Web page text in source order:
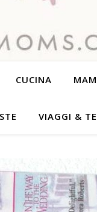
CUCINA
VIAGGI &